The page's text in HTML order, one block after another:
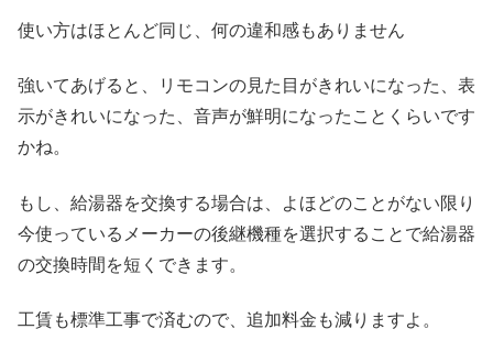
使い方はほとんど同じ、何の違和感もありません
強いてあげると、リモコンの見た目がきれいになった、表
示がきれいになった、音声が鮮明になったことくらいです
かね。
もし、給湯器を交換する場合は、よほどのことがない限り
今使っているメーカーの後継機種を選択することで給湯器
の交換時間を短くできます。
工賃も標準工事で済むので、追加料金も減りますよ。